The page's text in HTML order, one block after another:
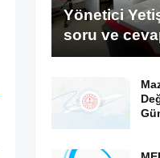
Yönetici
soru ve